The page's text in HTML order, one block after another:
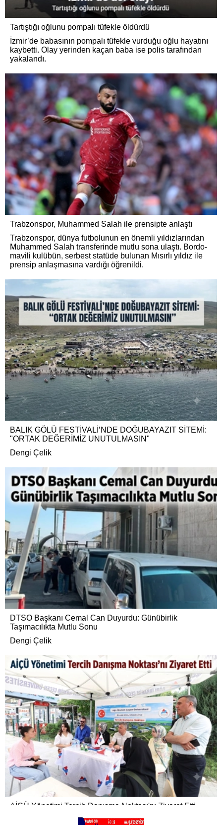
Tartıştığı oğlunu pompalı tüfekle öldürdü
İzmir’de babasının pompalı tüfekle vurduğu oğlu hayatını
kaybetti. Olay yerinden kaçan baba ise polis tarafından
yakalandı.
Trabzonspor, Muhammed Salah ile prensipte anlaştı
Trabzonspor, dünya futbolunun en önemli yıldızlarından
Muhammed Salah transferinde mutlu sona ulaştı. Bordo-
mavili kulübün, serbest statüde bulunan Mısırlı yıldız ile
prensip anlaşmasına vardığı öğrenildi.
BALIK GÖLÜ FESTİVALİ’NDE DOĞUBAYAZIT SİTEMİ:
"ORTAK DEĞERİMİZ UNUTULMASIN"
Dengi Çelik
DTSO Başkanı Cemal Can Duyurdu: Günübirlik
Taşımacılıkta Mutlu Sonu
Dengi Çelik
AİÇÜ Yönetimi Tercih Danışma Noktası'nı Ziyaret Etti